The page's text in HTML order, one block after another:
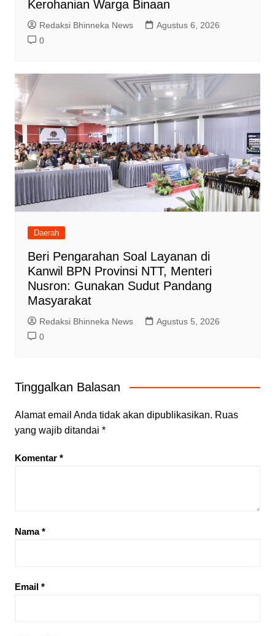
Kerohanian Warga Binaan
Redaksi Bhinneka News
Agustus 6, 2026
0
Daerah
Beri Pengarahan Soal Layanan di
Kanwil BPN Provinsi NTT, Menteri
Nusron: Gunakan Sudut Pandang
Masyarakat
Redaksi Bhinneka News
Agustus 5, 2026
0
Tinggalkan Balasan
Alamat email Anda tidak akan dipublikasikan. Ruas
yang wajib ditandai *
Komentar *
Nama*
Email *